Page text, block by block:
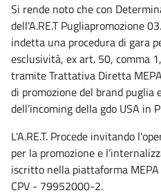
Si rende noto che con
dell'A.RE.T Pugliapromozione
indetta una procedura di gara
esclusività, ex art. 50, comma
tramite Trattativa Diretta
di promozione del brand puglia
dell’incoming della gdo USA in
L'A.RE.T. Procede invitando
per la promozione e
iscritto nella piattaforma
CPV - 79952000-2.